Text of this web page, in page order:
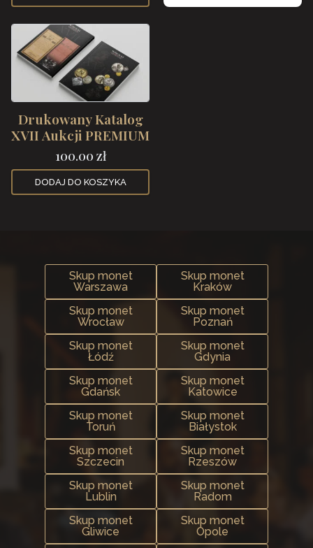
Drukowany Katalog
XVII Aukcji PREMIUM
100.00 zł
DODAJ DO KOSZYKA
Skup monet
Warszawa
Skup monet
Kraków
Skup monet
Wrocław
Skup monet
Poznań
Skup monet
Łódź
Skup monet
Gdynia
Skup monet
Gdańsk
Skup monet
Katowice
Skup monet
Toruń
Skup monet
Białystok
Skup monet
Szczecin
Skup monet
Rzeszów
Skup monet
Lublin
Skup monet
Radom
Skup monet
Gliwice
Skup monet
Opole